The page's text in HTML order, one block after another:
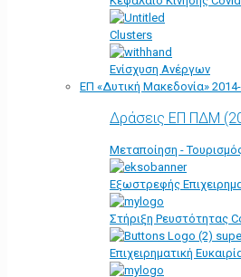
Clusters
Ενίσχυση Ανέργων
ΕΠ «Δυτική Μακεδονία»
Δράσεις ΕΠ ΠΔΜ
Μεταποίηση -
Εξωστρεφής
Στήριξη Ρευστότητας
Επιχειρηματική